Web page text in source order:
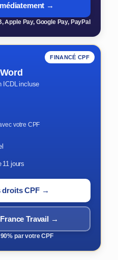
→
Apple Pay, Google Pay, PayPal
FINANCÉ CPF
ICDL incluse
votre CPF
11 jours
droits CPF →
Travail →
par votre CPF